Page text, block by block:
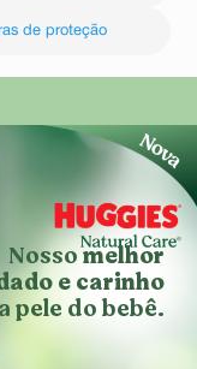
de proteção